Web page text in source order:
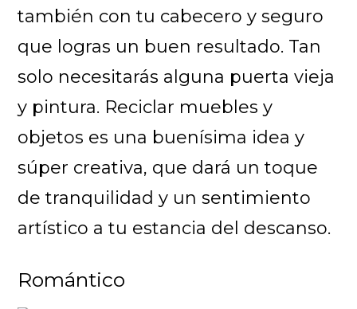
también con tu cabecero y seguro
que logras un buen resultado. Tan
solo necesitarás alguna puerta vieja
y pintura. Reciclar muebles y
objetos es una buenísima idea y
súper creativa, que dará un toque
de tranquilidad y un sentimiento
artístico a tu estancia del descanso.
Romántico